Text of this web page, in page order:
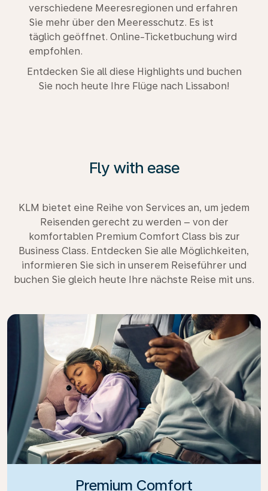
verschiedene Meeresregionen und erfahren
Sie mehr über den Meeresschutz. Es ist
täglich geöffnet. Online-Ticketbuchung wird
empfohlen.
Entdecken Sie all diese Highlights und buchen
Sie noch heute Ihre Flüge nach Lissabon!
Fly with ease
KLM bietet eine Reihe von Services an, um jedem
Reisenden gerecht zu werden – von der
komfortablen Premium Comfort Class bis zur
Business Class. Entdecken Sie alle Möglichkeiten,
informieren Sie sich in unserem Reiseführer und
buchen Sie gleich heute Ihre nächste Reise mit uns.
Premium Comfort